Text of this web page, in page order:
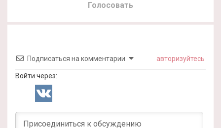
Голосовать
Подписаться на комментарии авторизуйтесь
Войти через: